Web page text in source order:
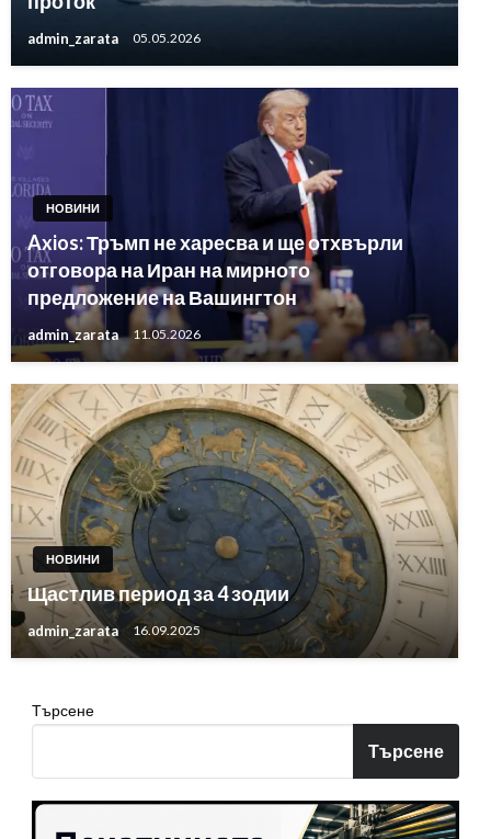
admin_zarata 05.05.2026
НОВИНИ
Axios: Тръмп не харесва и ще отхвърли
отговора на Иран на мирното
предложение на Вашингтон
admin_zarata 11.05.2026
НОВИНИ
Щастлив период за 4 зодии
admin_zarata 16.09.2025
Търсене
Търсене